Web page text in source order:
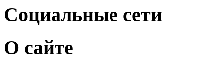
Социальные сети
О сайте